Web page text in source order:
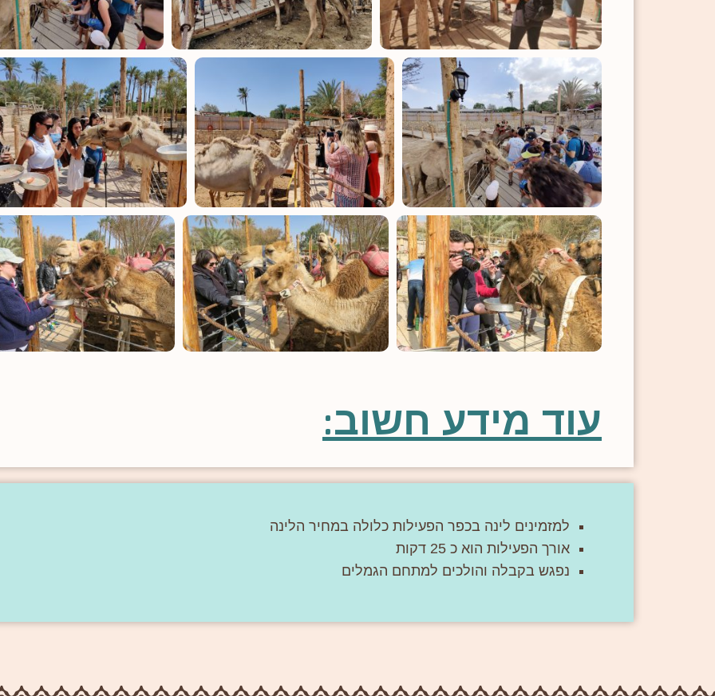
עוד מידע חשוב:
למזמינים לינה בכפר הפעילות כלולה במחיר הלינה
אורך הפעילות הוא כ 25 דקות
נפגש בקבלה והולכים למתחם הגמלים